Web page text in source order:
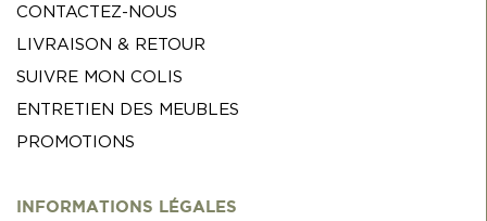
CONTACTEZ-NOUS
LIVRAISON & RETOUR
SUIVRE MON COLIS
ENTRETIEN DES MEUBLES
PROMOTIONS
INFORMATIONS LÉGALES